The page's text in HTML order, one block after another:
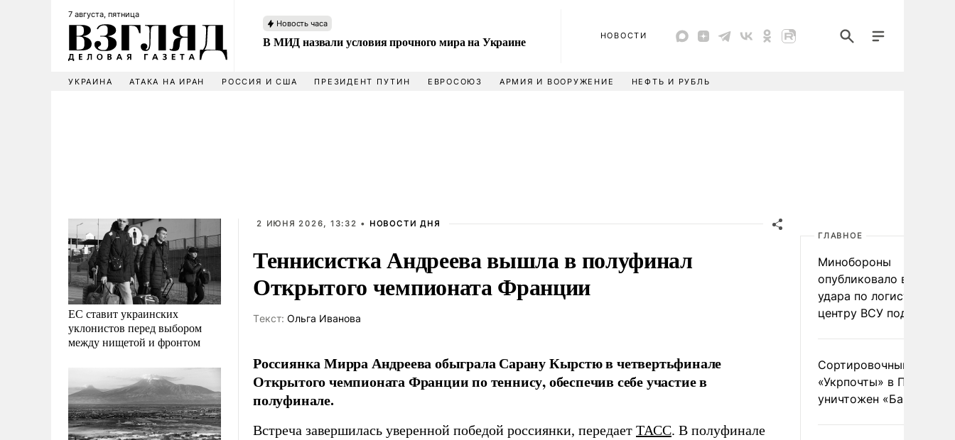
7 августа, пятница
Новость часа
В МИД назвали условия прочного мира на Украине НОВОСТИ
УКРАИНА АТАКА НА ИРАН РОССИЯ И США ПРЕЗИДЕНТ ПУТИН ЕВРОСОЮЗ АРМИЯ И ВООРУЖЕНИЕ НЕФТЬ И РУБЛЬ
ЕС ставит украинских
уклонистов перед выбором
между нищетой и фронтом
2 ИЮНЯ 2026, 13:32 • НОВОСТИ ДНЯ
Теннисистка Андреева вышла в полуфинал
Открытого чемпионата Франции
Tекст: Ольга Иванова
Россиянка Мирра Андреева обыграла Сарану Кырстю в четвертьфинале
Открытого чемпионата Франции по теннису, обеспечив себе участие в
полуфинале.
Встреча завершилась уверенной победой россиянки, передает ТАСС. В полуфинале
ГЛАВНОЕ
Минобороны
опубликовало видео
удара по
центру ВСУ под Киевом
Сортировочный пункт
«Укрпочты» в
уничтожен